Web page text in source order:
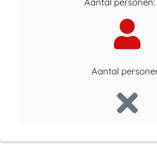
Aantal